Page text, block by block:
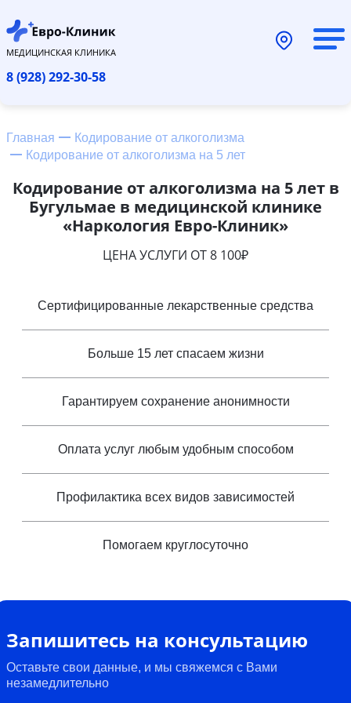
МЕДИЦИНСКАЯ КЛИНИКА
8 (928) 292-30-58
Главная
Кодирование от алкоголизма
Кодирование от алкоголизма на 5 лет
Кодирование от алкоголизма на 5 лет в
Бугульмае в медицинской клинике
«Наркология Евро-Клиник»
ЦЕНА УСЛУГИ ОТ 8 100₽
Сертифицированные лекарственные средства
Больше 15 лет спасаем жизни
Гарантируем сохранение анонимности
Оплата услуг любым удобным способом
Профилактика всех видов зависимостей
Помогаем круглосуточно
Запишитесь на консультацию
Оставьте свои данные, и мы свяжемся с Вами
незамедлительно